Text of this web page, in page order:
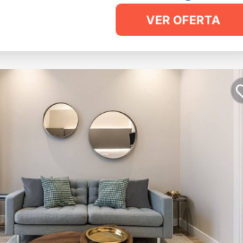
VER OFERTA